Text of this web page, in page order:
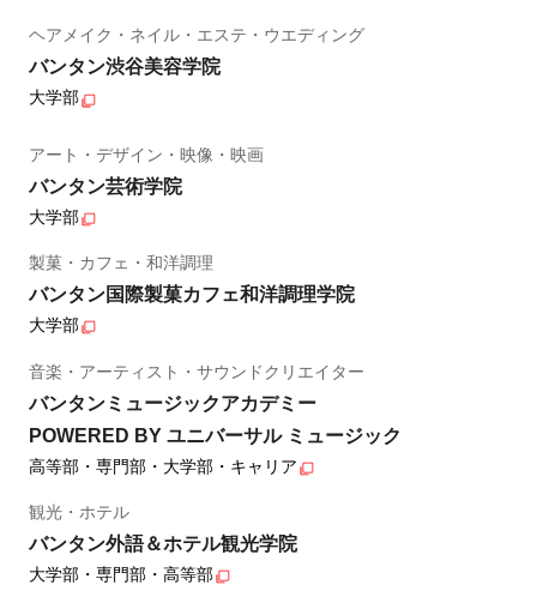
ヘアメイク・ネイル・エステ・ウエディング
バンタン渋谷美容学院
大学部
アート・デザイン・映像・映画
バンタン芸術学院
大学部
製菓・カフェ・和洋調理
バンタン国際製菓カフェ和洋調理学院
大学部
音楽・アーティスト・サウンドクリエイター
バンタンミュージックアカデミー
POWERED BY ユニバーサル ミュージック
高等部・専門部・大学部・キャリア
観光・ホテル
バンタン外語＆ホテル観光学院
大学部・専門部・高等部